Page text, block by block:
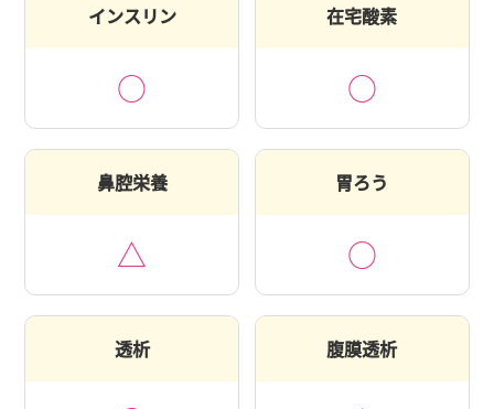
インスリン
○
在宅酸素
○
鼻腔栄養
△
胃ろう
○
透析 腹膜透析